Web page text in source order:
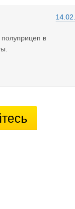
в